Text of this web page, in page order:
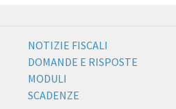
NOTIZIE FISCALI
DOMANDE E RISPOSTE
MODULI
SCADENZE